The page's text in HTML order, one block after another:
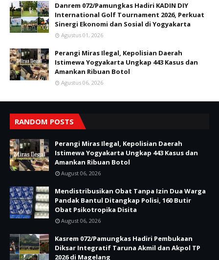
Danrem 072/Pamungkas Hadiri KADIN DIY
International Golf Tournament 2026, Perkuat
Sinergi Ekonomi dan Sosial di Yogyakarta
Agustus 01, 2026
Perangi Miras Ilegal, Kepolisian Daerah
Istimewa Yogyakarta Ungkap 443 Kasus dan
Amankan Ribuan Botol
Agustus 06, 2026
RANDOM POSTS
Perangi Miras Ilegal, Kepolisian Daerah
Istimewa Yogyakarta Ungkap 443 Kasus dan
Amankan Ribuan Botol
August 06, 2026
Mendistribusikan Obat Tanpa Izin Dua Warga
Pandak Bantul Ditangkap Polisi, 160 Butir
Obat Psikotropika Disita
August 06, 2026
Kasrem 072/Pamungkas Hadiri Pembukaan
Diksar Integratif Taruna Akmil dan Akpol TP
2026 di Magelang